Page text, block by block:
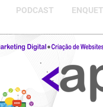
PODCAST